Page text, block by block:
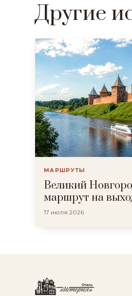
Другие
МАРШРУТЫ
Великий
маршрут на
17 июля 2026